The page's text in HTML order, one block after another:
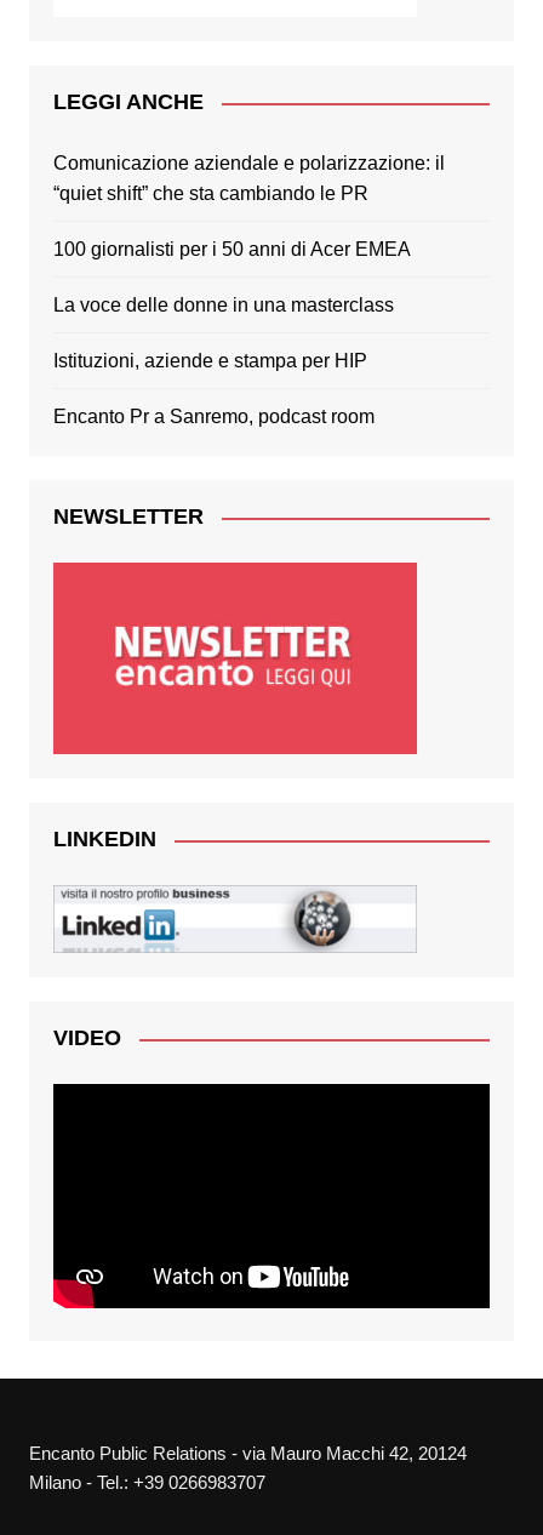
LEGGI ANCHE
Comunicazione aziendale e polarizzazione: il
“quiet shift” che sta cambiando le PR
100 giornalisti per i 50 anni di Acer EMEA
La voce delle donne in una masterclass
Istituzioni, aziende e stampa per HIP
Encanto Pr a Sanremo, podcast room
NEWSLETTER
LINKEDIN
VIDEO
Encanto Public Relations - via Mauro Macchi 42, 20124
Milano - Tel.: +39 0266983707